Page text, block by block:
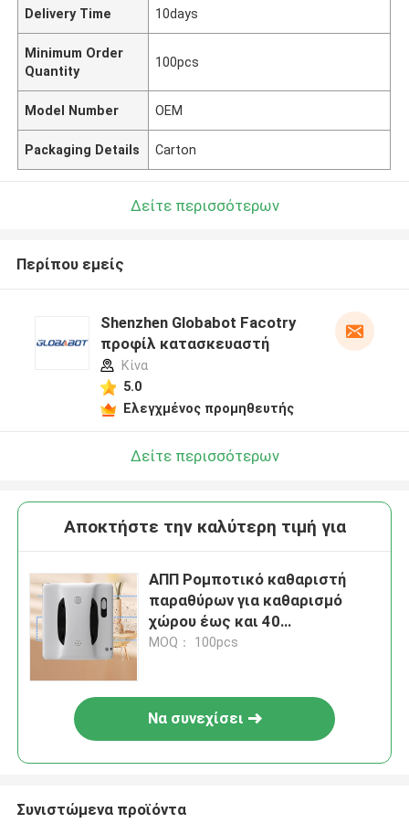
Delivery Time 10days
Minimum Order
Quantity
100pcs
Model Number OEM
Packaging Details Carton
Δείτε περισσότερων
Περίπου εμείς
Shenzhen Globabot Facotry
προφίλ κατασκευαστή
Κίνα
5.0
Ελεγχμένος προμηθευτής
Δείτε περισσότερων
Αποκτήστε την καλύτερη τιμή για
ΑΠΠ Ρομποτικό καθαριστή
παραθύρων για καθαρισμό
χώρου έως και 40
τετραγωνικών μέτρων
MOQ： 100pcs
Να συνεχίσει
Συνιστώμενα προϊόντα